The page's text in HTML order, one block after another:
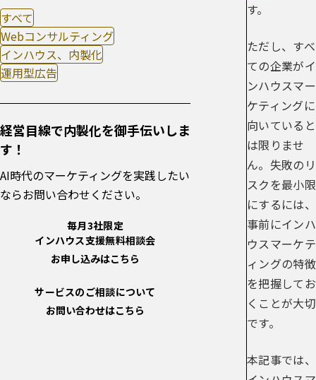
す。
ただし、すべ
ての企業がイ
ンハウスマー
ケティングに
向いていると
は限りませ
ん。失敗のリ
スクを最小限
にするには、
事前にインハ
ウスマーケテ
ィングの特徴
を把握してお
くことが大切
です。
本記事では、
すべて
Webコンサルティング
インハウス、内製化
運用型広告
経営目線で内製化を御手伝いしま
す！
AI時代のマーケティングを実践したい
ならお問い合わせください。
毎月3社限定
インハウス支援無料相談会
お申し込みはこちら
サービスのご相談について
お問い合わせはこちら